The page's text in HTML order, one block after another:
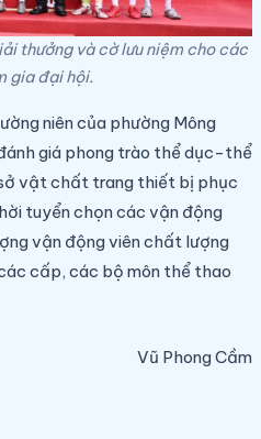
thưởng và cờ lưu niệm cho các
gia đại hội.
niên của phường Mông
giá phong trào thể dục-thể
vật chất trang thiết bị phục
tuyển chọn các vận động
vận động viên chất lượng
cấp, các bộ môn thể thao
Vũ Phong Cầm